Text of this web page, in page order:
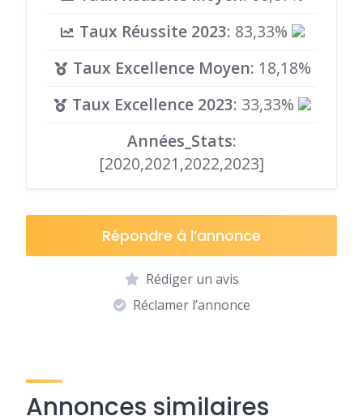
Taux Réussite 2023: 83,33%
Taux Excellence Moyen: 18,18%
Taux Excellence 2023: 33,33%
Années_Stats:
[2020,2021,2022,2023]
Répondre à l’annonce
Rédiger un avis
Réclamer l’annonce
Annonces similaires